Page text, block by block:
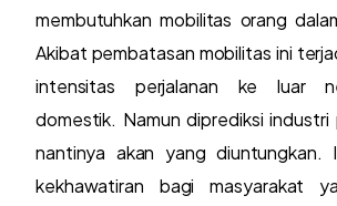
membutuhkan mobilitas orang
Akibat pembatasan mobilitas ini
intensitas perjalanan ke luar
domestik. Namun diprediksi industri
nantinya akan yang diuntungkan.
kekhawatiran bagi masyarakat